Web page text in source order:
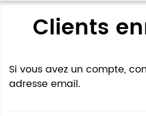
Clients
Si vous avez un compte,
adresse email.